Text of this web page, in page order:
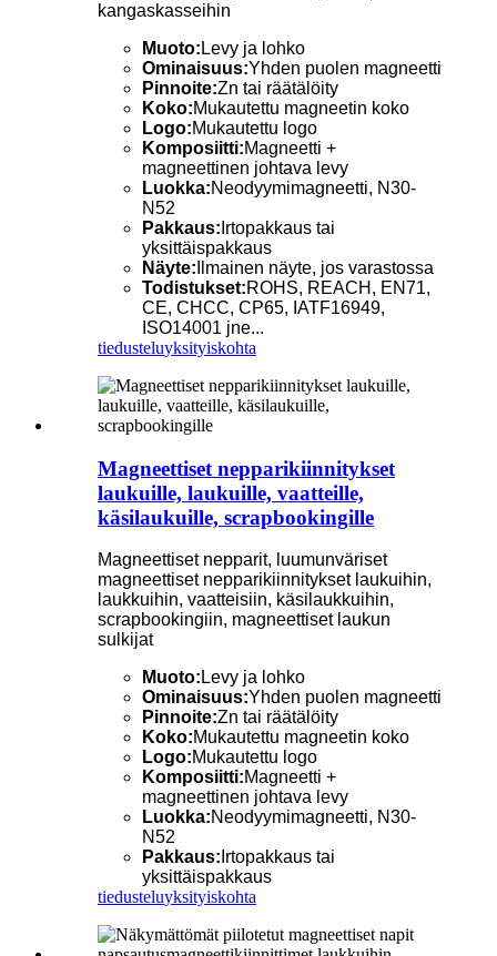
kangaskasseihin
Muoto: Levy ja lohko
Ominaisuus:Yhden puolen magneetti
Pinnoite:Zn tai räätälöity
Koko:Mukautettu magneetin koko
Logo:Mukautettu logo
Komposiitti:Magneetti +
magneettinen johtava levy
Luokka:Neodyymimagneetti, N30-
N52
Pakkaus: Irtopakkaus tai
yksittäispakkaus
Näyte: Ilmainen näyte, jos varastossa
Todistukset:ROHS, REACH, EN71,
CE, CHCC, CP65, IATF16949,
ISO14001 jne...
tiedusteluyksityiskohta
Magneettiset nepparikiinnitykset
laukuille, laukuille, vaatteille,
käsilaukuille, scrapbookingille
Magneettiset nepparit, luumunväriset
magneettiset nepparikiinnitykset laukuihin,
laukkuihin, vaatteisiin, käsilaukkuihin,
scrapbookingiin, magneettiset laukun
sulkijat
Muoto:Levy ja lohko
Ominaisuus:Yhden puolen magneetti
Pinnoite:Zn tai räätälöity
Koko:Mukautettu magneetin koko
Logo:Mukautettu logo
Komposiitti:Magneetti +
magneettinen johtava levy
Luokka:Neodyymimagneetti, N30-
N52
Pakkaus: Irtopakkaus tai
yksittäispakkaus
tiedusteluyksityiskohta